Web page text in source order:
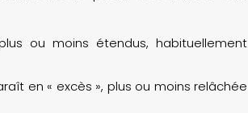
ou moins étendus, habituellement
en « excès », plus ou moins relâchée